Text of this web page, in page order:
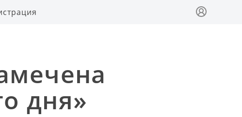
дня»